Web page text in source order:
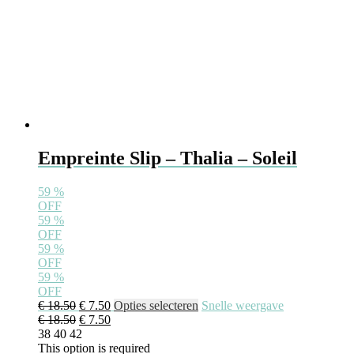
Empreinte Slip – Thalia – Soleil
59 %
OFF
59 %
OFF
59 %
OFF
59 %
OFF
€18.50 Oorspronkelijke
prijs
was:
€ 18.50.
€ 7.50Huidige
prijs
€ 7.50.
Opties selecteren Dit
Snelle weergave
€18.50 Oorspronkelijke
prijs
was:
€ 7.50Huidige
is:
38 40 42
This option is required